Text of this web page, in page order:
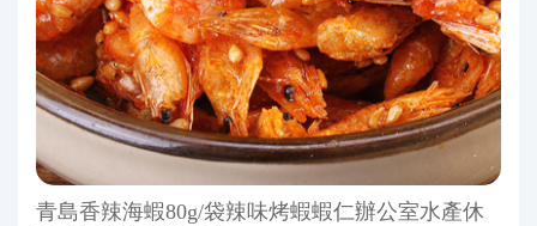
青島香辣海蝦80g/袋辣味烤蝦蝦仁辦公室水產休